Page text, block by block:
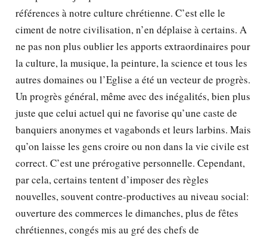
références à notre culture chrétienne. C’est elle le
ciment de notre civilisation, n’en déplaise à certains. A
ne pas non plus oublier les apports extraordinaires pour
la culture, la musique, la peinture, la science et tous les
autres domaines ou l’Eglise a été un vecteur de progrès.
Un progrès général, même avec des inégalités, bien plus
juste que celui actuel qui ne favorise qu’une caste de
banquiers anonymes et vagabonds et leurs larbins. Mais
qu’on laisse les gens croire ou non dans la vie civile est
correct. C’est une prérogative personnelle. Cependant,
par cela, certains tentent d’imposer des règles
nouvelles, souvent contre-productives au niveau social:
ouverture des commerces le dimanches, plus de fêtes
chrétiennes, congés mis au gré des chefs de